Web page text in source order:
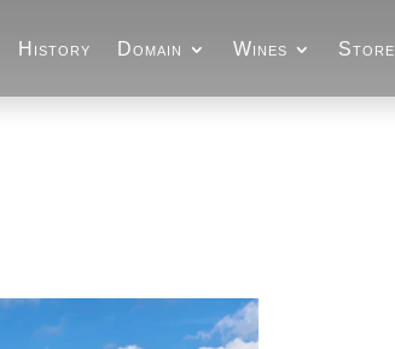
History Domain Wines Store